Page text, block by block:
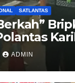
SATLANTAS
Kotak
yang
Aren
ADMIN